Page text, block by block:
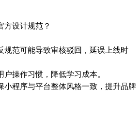
方设计规范？
规范可能导致审核驳回，延误上线时
户操作习惯，降低学习成本。
小程序与平台整体风格一致，提升品牌